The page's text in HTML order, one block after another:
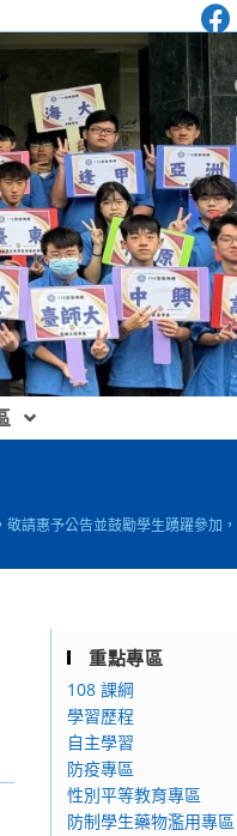
請惠予公告並鼓勵學生踴躍參加，
重點專區
108 課綱
學習歷程
自主學習
防疫專區
性別平等教育專區
防制學生藥物濫用專區